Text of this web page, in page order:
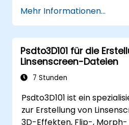
Mehr Informationen...
Psdto3D101 für die
Linsenscreen-Dateien
7 Stunden
Psdto3D101 ist ein
zur Erstellung von
3D-Effekten, Flip-, Morph-